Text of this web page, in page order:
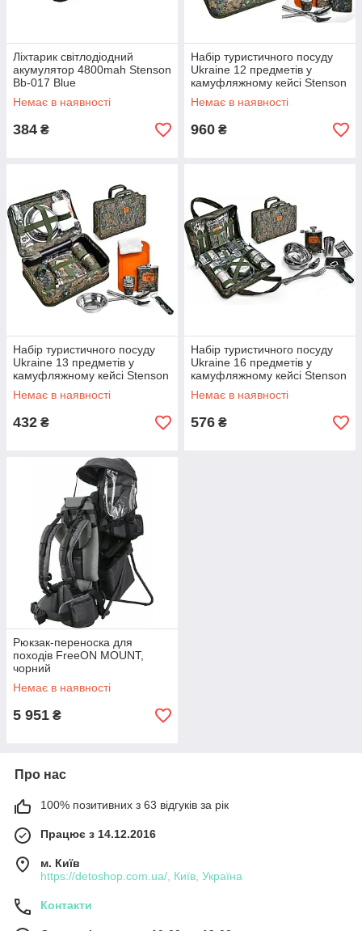
Ліхтарик світлодіодний
акумулятор 4800mah Stenson
Bb-017 Blue
Немає в наявності
384 ₴
Набір туристичного посуду
Ukraine 12 предметів у
камуфляжному кейсі Stenson
R31004
Немає в наявності
960 ₴
Набір туристичного посуду
Ukraine 13 предметів у
камуфляжному кейсі Stenson
R31003
Немає в наявності
432 ₴
Набір туристичного посуду
Ukraine 16 предметів у
камуфляжному кейсі Stenson
R31008
Немає в наявності
576 ₴
Рюкзак-переноска для
походів FreeON MOUNT,
чорний
Немає в наявності
5 951 ₴
Про нас
100% позитивних з 63 відгуків за рік
Працює з 14.12.2016
м. Київ
https://detoshop.com.ua/, Київ, Україна
Контакти